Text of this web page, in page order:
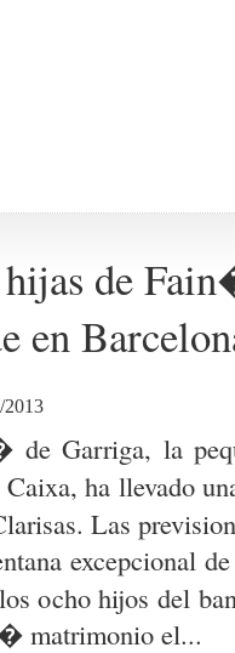
de
en
Garriga, la
ha llevado
Las
excepcional
ocho hijos del
matrimonio el...